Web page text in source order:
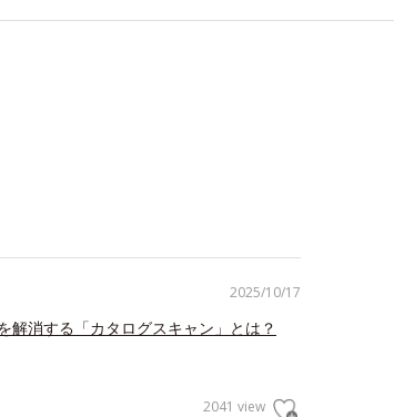
2025/10/17
解消する「カタログスキャン」とは？
2041 view